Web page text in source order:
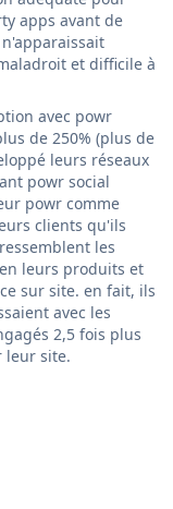
apps avant de
et difficile à
avec powr
de 250% (plus de
leurs réseaux
powr social
powr comme
clients qu'ils
les
leurs produits et
sur site. en fait, ils
avec les
2,5 fois plus
leur site.